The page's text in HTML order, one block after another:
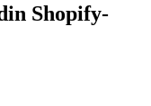
Shopify-